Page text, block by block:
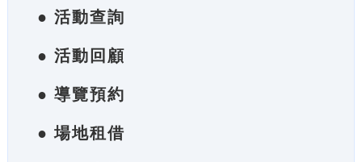
● 活動查詢
● 活動回顧
● 導覽預約
● 場地租借